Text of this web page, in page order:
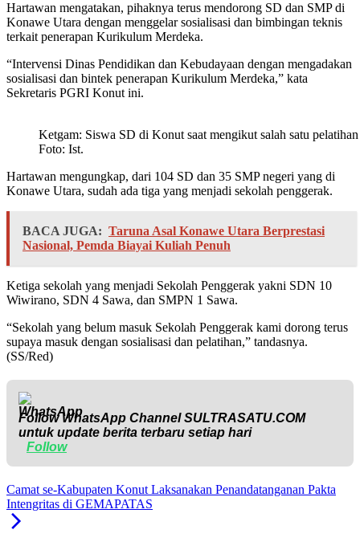
Hartawan mengatakan, pihaknya terus mendorong SD dan SMP di
Konawe Utara dengan menggelar sosialisasi dan bimbingan teknis
terkait penerapan Kurikulum Merdeka.
“Intervensi Dinas Pendidikan dan Kebudayaan dengan mengadakan
sosialisasi dan bintek penerapan Kurikulum Merdeka,” kata
Sekretaris PGRI Konut ini.
Ketgam: Siswa SD di Konut saat mengikut salah satu
Foto: Ist.
Hartawan mengungkap, dari 104 SD dan 35 SMP negeri yang di
Konawe Utara, sudah ada tiga yang menjadi sekolah penggerak.
BACA JUGA: Taruna Asal Konawe Utara Berprestasi
Nasional, Pemda Biayai Kuliah Penuh
Ketiga sekolah yang menjadi Sekolah Penggerak yakni SDN 10
Wiwirano, SDN 4 Sawa, dan SMPN 1 Sawa.
“Sekolah yang belum masuk Sekolah Penggerak kami dorong terus
supaya masuk dengan sosialisasi dan pelatihan,” tandasnya.
(SS/Red)
Follow WhatsApp ChannelSULTRASATU.COM
untuk update berita terbaru setiap hari
Follow
Camat se-Kabupaten Konut Laksanakan Penandatanganan Pakta
Intengritas di GEMAPATAS